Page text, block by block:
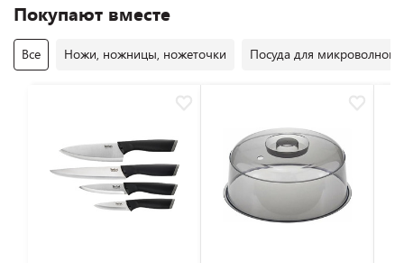
Покупают вместе
Все Ножи, ножницы, ножеточки Посуда для